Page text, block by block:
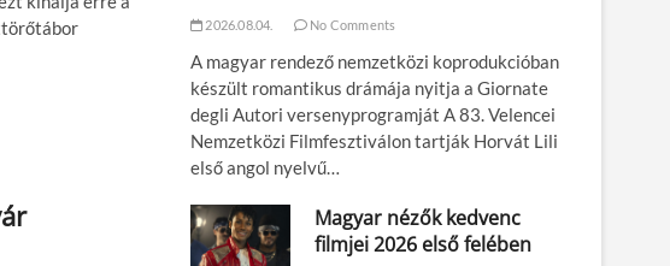
2026.08.04. No Comments
A magyar rendező nemzetközi koprodukcióban
készült romantikus drámája nyitja a Giornate
degli Autori versenyprogramját A 83. Velencei
Nemzetközi Filmfesztiválon tartják Horvát Lili
első angol nyelvű…
Magyar nézők kedvenc
filmjei 2026 első felében